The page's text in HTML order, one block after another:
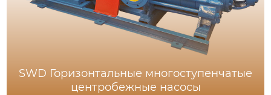
SWD Горизонтальные многоступенчатые
центробежные насосы